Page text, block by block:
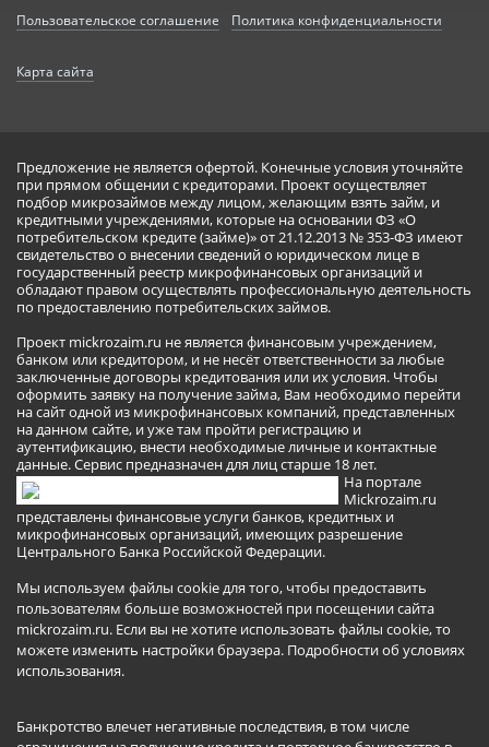
Пользовательское соглашение Политика конфиденциальности
Карта сайта
Предложение не является офертой. Конечные условия уточняйте
при прямом общении с кредиторами. Проект осуществляет
подбор микрозаймов между лицом, желающим взять займ, и
кредитными учреждениями, которые на основании ФЗ «О
потребительском кредите (займе)» от 21.12.2013 № 353-ФЗ имеют
свидетельство о внесении сведений о юридическом лице в
государственный реестр микрофинансовых организаций и
обладают правом осуществлять профессиональную деятельность
по предоставлению потребительских займов.
Проект mickrozaim.ru не является финансовым учреждением,
банком или кредитором, и не несёт ответственности за любые
заключенные договоры кредитования или их условия. Чтобы
оформить заявку на получение займа, Вам необходимо перейти
на сайт одной из микрофинансовых компаний, представленных
на данном сайте, и уже там пройти регистрацию и
аутентификацию, внести необходимые личные и контактные
данные. Сервис предназначен для лиц старше 18 лет.
На портале
Mickrozaim.ru
представлены финансовые услуги банков, кредитных и
микрофинансовых организаций, имеющих разрешение
Центрального Банка Российской Федерации.
Мы используем файлы cookie для того, чтобы предоставить
пользователям больше возможностей при посещении сайта
mickrozaim.ru. Если вы не хотите использовать файлы cookie, то
можете изменить настройки браузера. Подробности об условиях
использования.
Банкротство влечет негативные последствия, в том числе